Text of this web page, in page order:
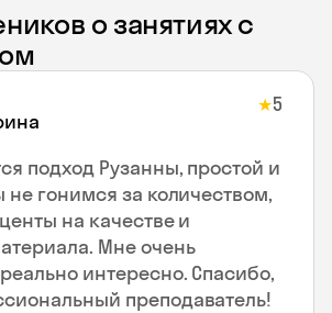
о занятиях с
★5
подход Рузанны, простой и
гонимся за количеством,
на качестве и
Мне очень
интересно. Спасибо,
преподаватель!